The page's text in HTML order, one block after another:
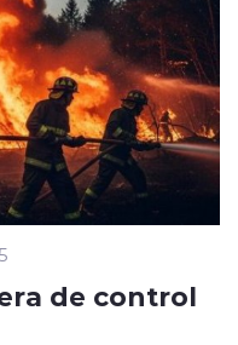
de control